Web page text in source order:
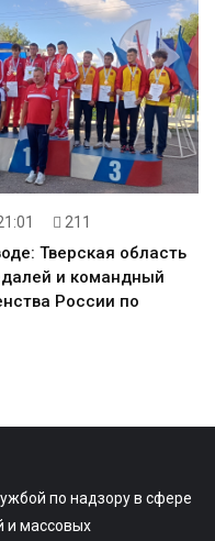
211
Тверская область
и командный
России по
по надзору в сфере
и массовых